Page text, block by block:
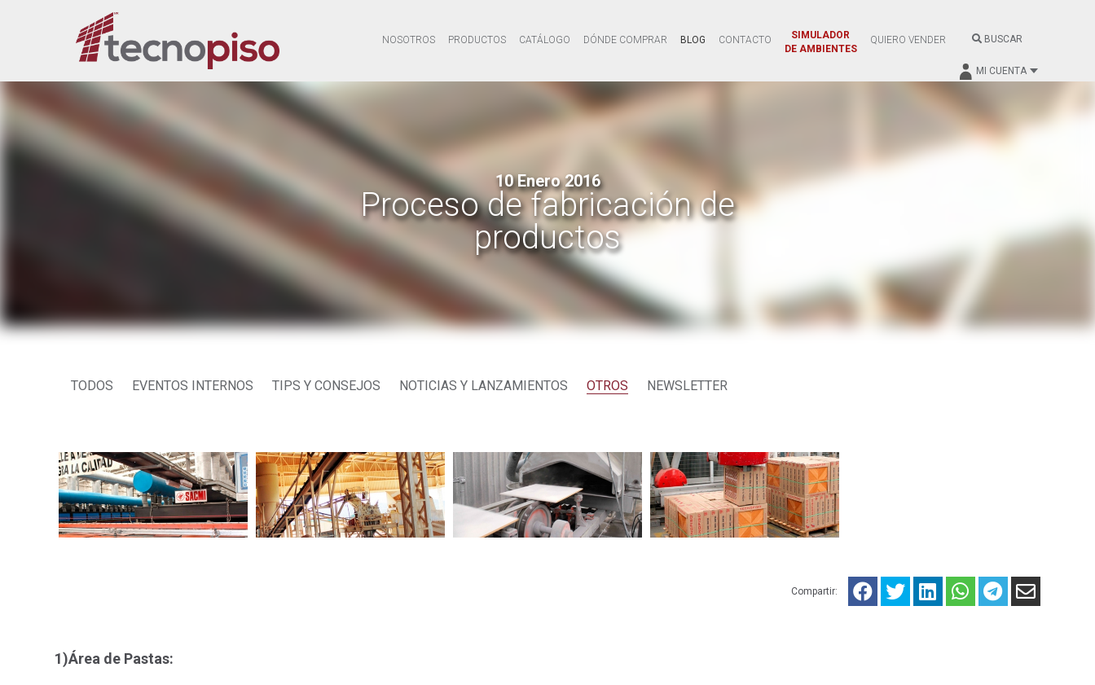
NOSOTROS PRODUCTOS CATÁLOGO DÓNDE COMPRAR BLOG CONTACTO
SIMULADOR
DE AMBIENTES
QUIERO VENDER BUSCAR
MI CUENTA
10 Enero 2016
Proceso de fabricación de
productos
TODOS EVENTOS INTERNOS TIPS Y CONSEJOS NOTICIAS Y LANZAMIENTOS OTROS NEWSLETTER
Compartir:
1)Área de Pastas: